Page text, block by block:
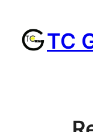
Inhalt
springen TC